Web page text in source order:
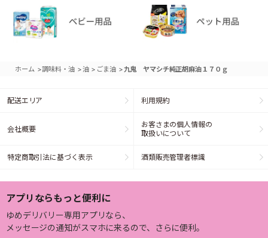
ホーム >調味料・油 >油 > ごま油 >九鬼 ヤマシチ純正胡麻油１７０ｇ
配送エリア 利用規約
会社概要
お客さまの個人情報の
取扱いについて
特定商取引法に基づく表示 酒類販売管理者標識
アプリならもっと便利に
ゆめデリバリー専用アプリなら、
メッセージの通知がスマホに来るので、さらに便利。